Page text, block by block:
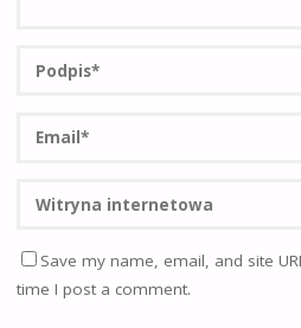
Save my name, email, and site
time I post a comment.